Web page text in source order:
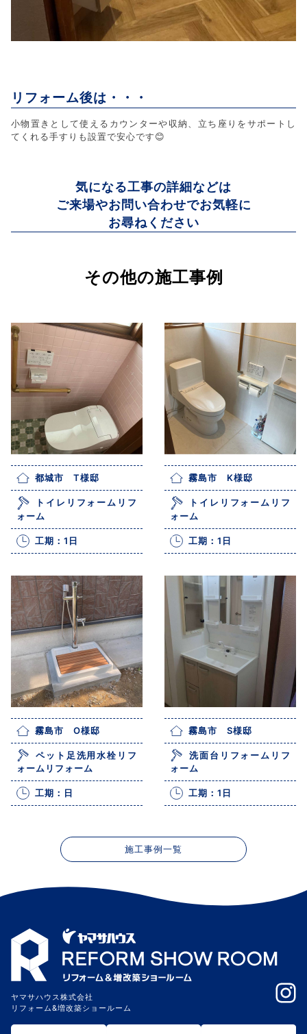
リフォーム後は・・・
小物置きとして使えるカウンターや収納、立ち座りをサポートし
てくれる手すりも設置で安心です😊
気になる工事の詳細などは
ご来場やお問い合わせでお気軽に
お尋ねください
その他の施工事例
都城市 T様邸
トイレリフォームリフ
ォーム
工期：1日
霧島市 K様邸
トイレリフォームリフ
ォーム
工期：1日
霧島市 O様邸
ペット足洗用水栓リフ
ォームリフォーム
工期：日
霧島市 S様邸
洗面台リフォームリフ
ォーム
工期：1日
施工事例一覧
ヤマサハウス株式会社
リフォーム&増改築ショールーム